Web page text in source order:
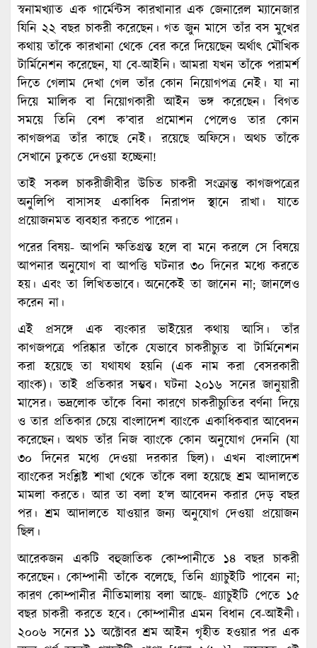
স্বনামখ্যাত এক গার্মেন্টস কারখানার এক জেনারেল ম্যানেজার
যিনি ২২ বছর চাকরী করেছেন। গত জুন মাসে তাঁর বস মুখের
কথায় তাঁকে কারখানা থেকে বের করে দিয়েছেন অর্থাৎ মৌখিক
টার্মিনেশন করেছেন, যা বে-আইনি। আমরা যখন তাঁকে পরামর্শ
দিতে গেলাম দেখা গেল তাঁর কোন নিয়োগপত্র নেই। যা না
দিয়ে মালিক বা নিয়োগকারী আইন ভঙ্গ করেছেন। বিগত
সময়ে তিনি বেশ ক’বার প্রমোশন পেলেও তার কোন
কাগজপত্র তাঁর কাছে নেই। রয়েছে অফিসে। অথচ তাঁকে
সেখানে ঢুকতে দেওয়া হচ্ছেনা!
তাই সকল চাকরীজীবীর উচিত চাকরী সংক্রান্ত কাগজপত্রের
অনুলিপি বাসাসহ একাধিক নিরাপদ স্থানে রাখা। যাতে
প্রয়োজনমত ব্যবহার করতে পারেন।
পরের বিষয়- আপনি ক্ষতিগ্রস্ত হলে বা মনে করলে সে বিষয়ে
আপনার অনুযোগ বা আপত্তি ঘটনার ৩০ দিনের মধ্যে করতে
হয়। এবং তা লিখিতভাবে। অনেকেই তা জানেন না; জানলেও
করেন না।
এই প্রসঙ্গে এক ব্যংকার ভাইয়ের কথায় আসি। তাঁর
কাগজপত্রে পরিষ্কার তাঁকে যেভাবে চাকরীচ্যুত বা টার্মিনেশন
করা হয়েছে তা যথাযথ হয়নি (এক নাম করা বেসরকারী
ব্যাংক)। তাই প্রতিকার সম্ভব। ঘটনা ২০১৬ সনের জানুয়ারী
মাসের। ভদ্রলোক তাঁকে বিনা কারণে চাকরীচ্যুতির বর্ণনা দিয়ে
ও তার প্রতিকার চেয়ে বাংলাদেশ ব্যাংকে একাধিকবার আবেদন
করেছেন। অথচ তাঁর নিজ ব্যাংকে কোন অনুযোগ দেননি (যা
৩০ দিনের মধ্যে দেওয়া দরকার ছিল)। এখন বাংলাদেশ
ব্যাংকের সংশ্লিষ্ট শাখা থেকে তাঁকে বলা হয়েছে শ্রম আদালতে
মামলা করতে। আর তা বলা হ’ল আবেদন করার দেড় বছর
পর। শ্রম আদালতে যাওয়ার জন্য অনুযোগ দেওয়া প্রয়োজন
ছিল।
আরেকজন একটি বহুজাতিক কোম্পানীতে ১৪ বছর চাকরী
করেছেন। কোম্পানী তাঁকে বলেছে, তিনি গ্র্যাচুইটি পাবেন না;
কারণ কোম্পানীর নীতিমালায় বলা আছে- গ্র্যাচুইটি পেতে ১৫
বছর চাকরী করতে হবে। কোম্পানীর এমন বিধান বে-আইনী।
২০০৬ সনের ১১ অক্টোবর শ্রম আইন গৃহীত হওয়ার পর এক